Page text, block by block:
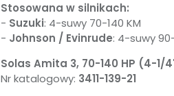
Stosowana w silnikach:
- Suzuki: 4-suwy 70-140 KM
- Johnson / Evinrude: 4-suwy
Solas Amita 3, 70-140 HP (4-1/
Nr katalogowy: 3411-139-21